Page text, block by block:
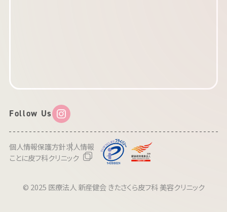
© 2025 医療法人 新産健会 きたさくら皮フ科 美容クリニック
Follow Us
個人情報保護方針求人情報
ことに皮フ科クリニック